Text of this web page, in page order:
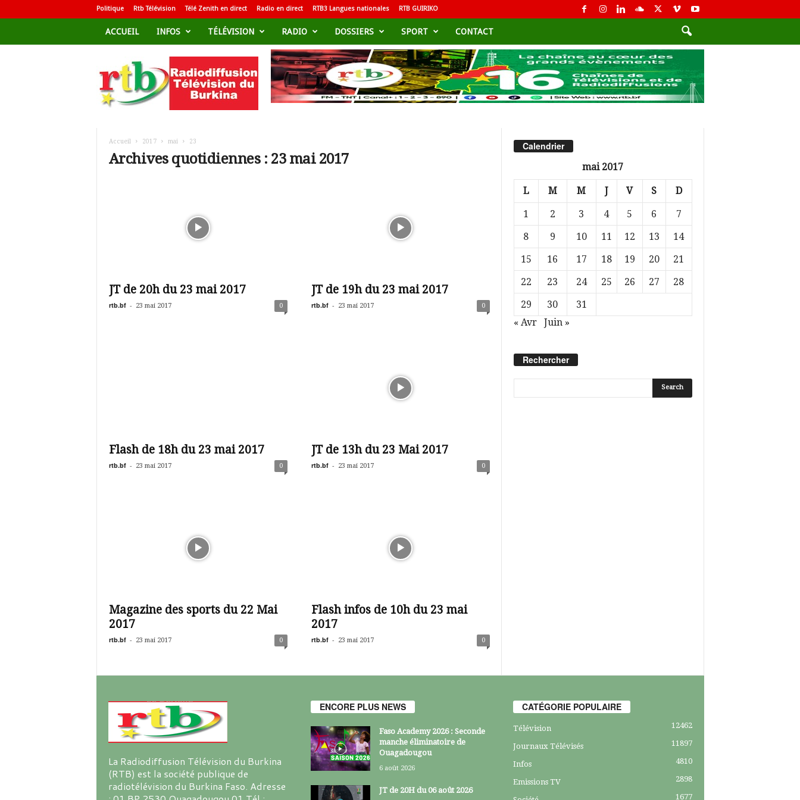
Politique Rtb Télévision Télé Zenith en direct Radio en direct RTB3 Langues nationales RTB GUIRIKO
ACCUEIL INFOS TÉLÉVISION RADIO DOSSIERS SPORT CONTACT
d
i
Accueil 2017 mai 23
Archives quotidiennes : 23 mai 2017
JT de 20h du 23 mai 2017
rtb.bf - 23 mai 2017 0
JT de 19h du 23 mai 2017
rtb.bf - 23 mai 2017 0
Flash de 18h du 23 mai 2017
rtb.bf - 23 mai 2017 0
JT de 13h du 23 Mai 2017
rtb.bf - 23 mai 2017 0
Magazine des sports du 22 Mai
2017
rtb.bf - 23 mai 2017 0
Flash infos de 10h du 23 mai
2017
rtb.bf - 23 mai 2017 0
Calendrier
mai 2017
L M M J V S D
1 2 3 4 5 6
7
8
9 10 11 12 13
14
15
16 17 18 19 20
21
22
23 24 25 26 27
28
29
30
31
« Avr
Juin »
Rechercher
La Radiodiffusion Télévision du Burkina
(RTB) est la société publique de
radiotélévision du Burkina Faso. Adresse
ENCORE PLUS NEWS
Faso Academy 2026 : Seconde
manche éliminatoire de
Ouagadougou
6 août 2026
JT de 20H du 06 août 2026
CATÉGORIE POPULAIRE
Télévision 12462
Journaux Télévisés 11897
Infos 4810
Emissions TV 2898
1677